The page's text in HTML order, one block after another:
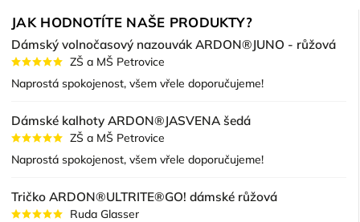
JAK HODNOTÍTE NAŠE PRODUKTY?
Dámský volnočasový nazouvák ARDON®JUNO - růžová
ZŠ a MŠ Petrovice
Naprostá spokojenost, všem vřele doporučujeme!
Dámské kalhoty ARDON®JASVENA šedá
ZŠ a MŠ Petrovice
Naprostá spokojenost, všem vřele doporučujeme!
Tričko ARDON®ULTRITE®GO! dámské růžová
Ruda Glasser